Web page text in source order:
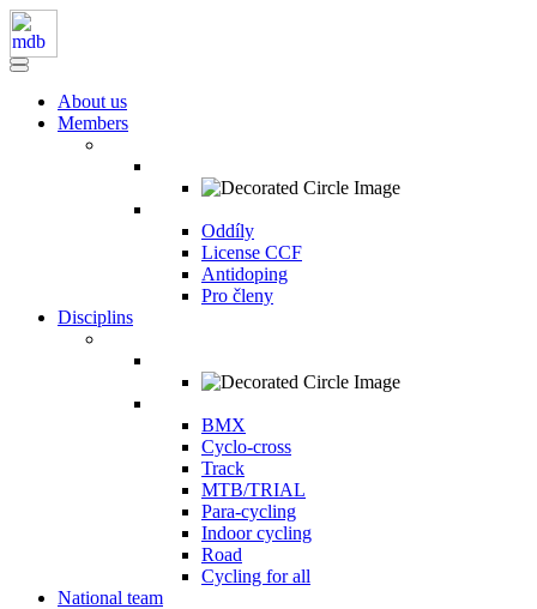
About us
Members
Oddíly
License CCF
Antidoping
Pro členy
Disciplins
BMX
Cyclo-cross
Track
MTB/TRIAL
Para-cycling
Indoor cycling
Road
Cycling for all
National team